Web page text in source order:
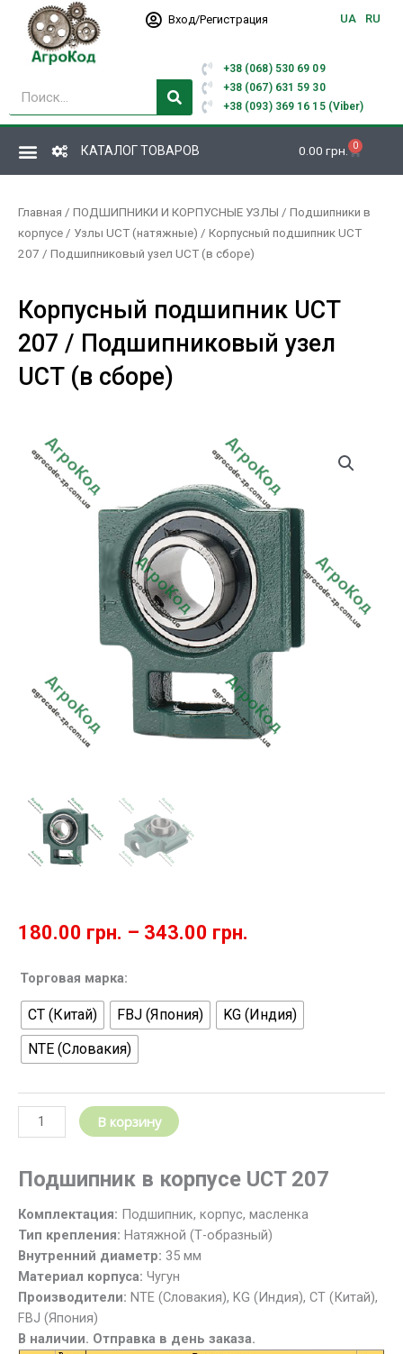
Перейти
содержимому
Вход/Регистрация UA RU
Поиск
+38 (068) 530 69 09
+38 (067) 631 59 30
+38 (093) 369 16 15 (Viber)
КАТАЛОГ ТОВАРОВ 0.00 грн. 0
Корзина
Главная / ПОДШИПНИКИ И КОРПУСНЫЕ УЗЛЫ / Подшипники в
корпусе / Узлы UCT (натяжные) / Корпусный подшипник UCT
207 / Подшипниковый узел UCT (в сборе)
Корпусный подшипник UCT
207 / Подшипниковый узел
UCT (в сборе)
180.00 грн. – 343.00 грн.
Торговая марка:
CT (Китай) FBJ (Япония)
KG (Индия)
NTE (Словакия)
Количество
Корпусный
подшипник
UCT
/
Подшипниковый
узел
В корзину
Подшипник в корпусе UCT 207
Комплектация: Подшипник, корпус, масленка
Тип крепления: Натяжной (Т-образный)
Внутренний диаметр: 35 мм
Материал корпуса: Чугун
Производители: NTE (Словакия), KG (Индия), СТ (Китай),
FBJ (Япония)
В наличии. Отправка в день заказа.